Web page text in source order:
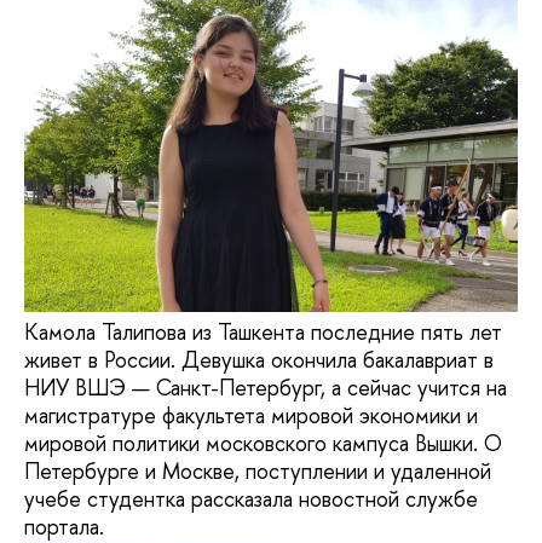
Камола Талипова из Ташкента последние пять лет
живет в России. Девушка окончила бакалавриат в
НИУ ВШЭ — Санкт-Петербург, а сейчас учится на
магистратуре факультета мировой экономики и
мировой политики московского кампуса Вышки. О
Петербурге и Москве, поступлении и удаленной
учебе студентка рассказала новостной службе
портала.